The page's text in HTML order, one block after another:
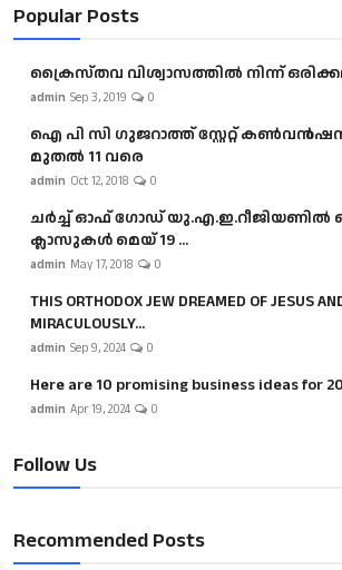
Popular Posts
ക്രൈസ്തവ വിശ്വാസത്തിൽ നിന്ന് ഒരിക്കലും
admin Sep 3, 2019 0
ഐ പി സി ഗുജറാത്ത് സ്റ്റേറ്റ്
മുതൽ 11 വരെ
admin Oct 12, 2018 0
ചർച്ച് ഓഫ് ഗോഡ്
ക്ലാസുകൾ മെയ് 19 ...
admin May 17, 2018 0
THIS ORTHODOX JEW DREAMED OF JESUS
MIRACULOUSLY...
admin Sep 9, 2024 0
Here are 10 promising business ideas for
admin Apr 19, 2024 0
Follow Us
Recommended Posts